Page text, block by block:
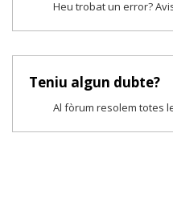
Heu trobat un error?
Teniu algun dubte?
Al fòrum resolem totes